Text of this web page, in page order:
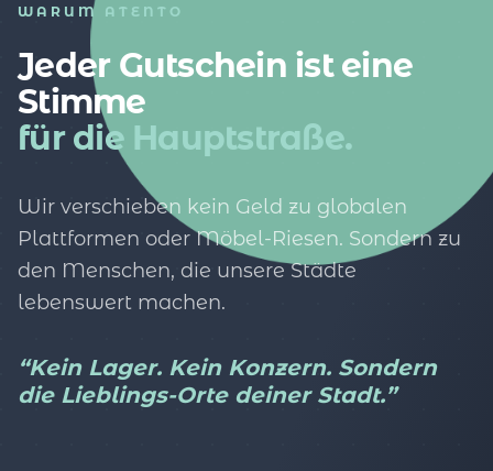
WARUM ATENTO
Jeder Gutschein ist eine
Stimme
für die Hauptstraße.
Wir verschieben kein Geld zu globalen
Plattformen oder Möbel-Riesen. Sondern zu
den Menschen, die unsere Städte
lebenswert machen.
“Kein Lager. Kein Konzern. Sondern
die Lieblings-Orte deiner Stadt.”